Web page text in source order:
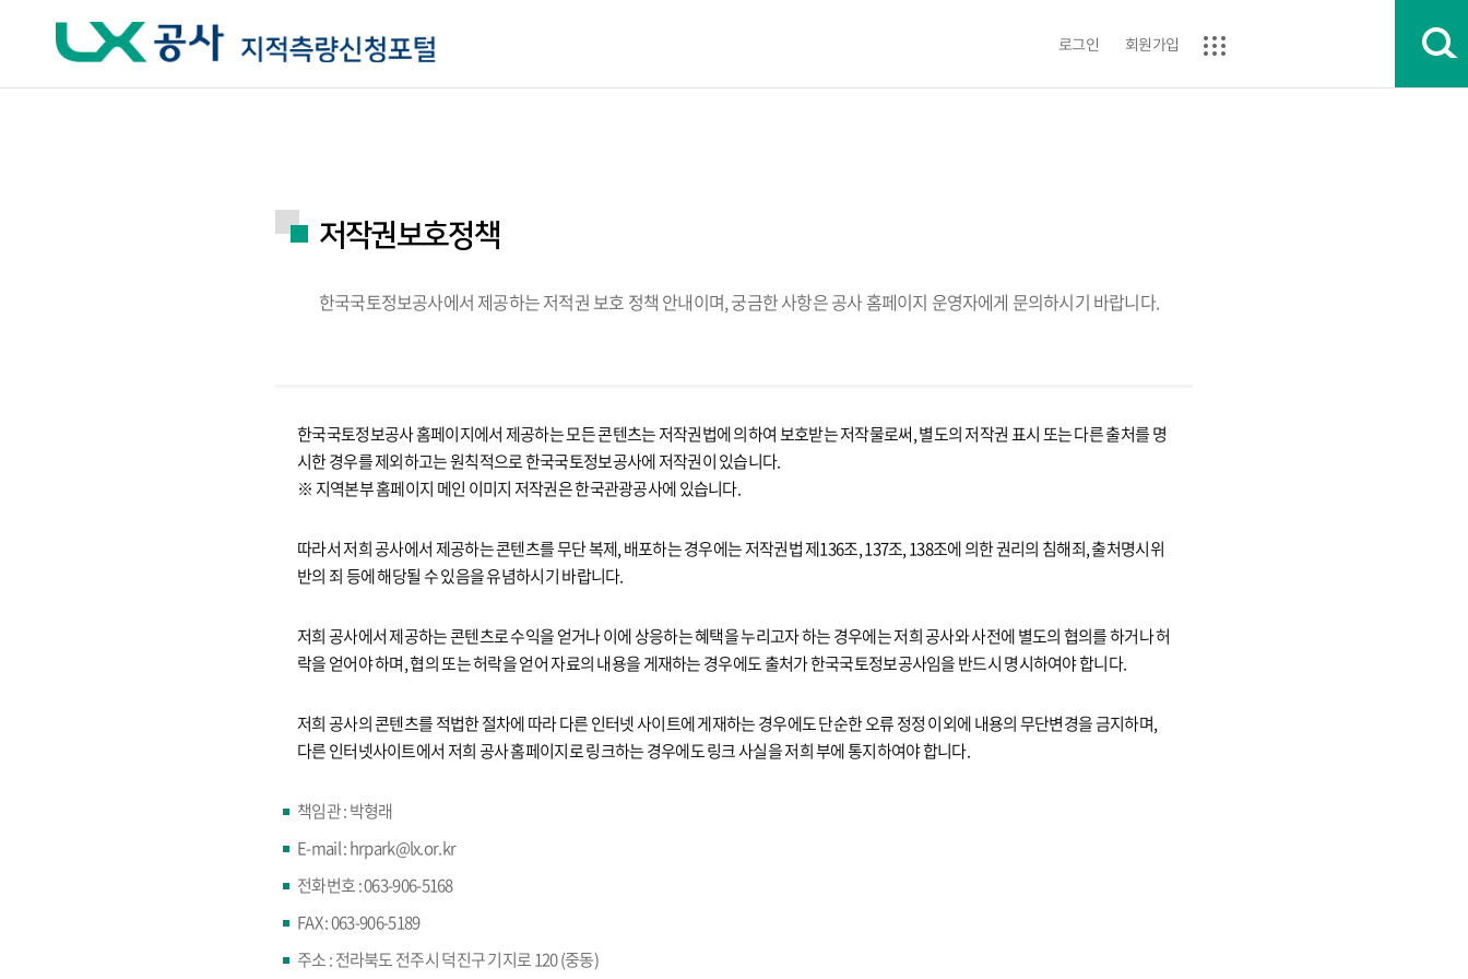
로그인 회원가입
저작권보호정책
한국국토정보공사에서 제공하는 저적권 보호 정책 안내이며, 궁금한 사항은 공사 홈페이지 운영자에게 문의하시기 바랍니다.
한국국토정보공사 홈페이지에서 제공하는 모든 콘텐츠는 저작권법에 의하여 보호받는 저작물로써, 별도의 저작권 표시 또는 다른 출처를 명
시한 경우를 제외하고는 원칙적으로 한국국토정보공사에 저작권이 있습니다.
※ 지역본부 홈페이지 메인 이미지 저작권은 한국관광공사에 있습니다.
따라서 저희 공사에서 제공하는 콘텐츠를 무단 복제, 배포하는 경우에는 저작권법 제136조, 137조, 138조에 의한 권리의 침해죄, 출처명시위
반의 죄 등에 해당될 수 있음을 유념하시기 바랍니다.
저희 공사에서 제공하는 콘텐츠로 수익을 얻거나 이에 상응하는 혜택을 누리고자 하는 경우에는 저희 공사와 사전에 별도의 협의를 하거나 허
락을 얻어야 하며, 협의 또는 허락을 얻어 자료의 내용을 게재하는 경우에도 출처가 한국국토정보공사임을 반드시 명시하여야 합니다.
저희 공사의 콘텐츠를 적법한 절차에 따라 다른 인터넷 사이트에 게재하는 경우에도 단순한 오류 정정 이외에 내용의 무단변경을 금지하며,
다른 인터넷사이트에서 저희 공사 홈페이지로 링크하는 경우에도 링크 사실을 저희 부에 통지하여야 합니다.
책임관 : 박형래
E-mail : hrpark@lx.or.kr
전화번호 : 063-906-5168
FAX : 063-906-5189
주소 : 전라북도 전주시 덕진구 기지로 120 (중동)